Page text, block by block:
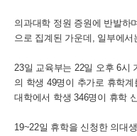
의과대학 정원 증원에 반발하
으로 집계된 가운데, 일부에
23일 교육부는 22일 오후 6시
의 학생 49명이 추가로 휴학
대학에서 학생 346명이 휴학
19~22일 휴학을 신청한 의대